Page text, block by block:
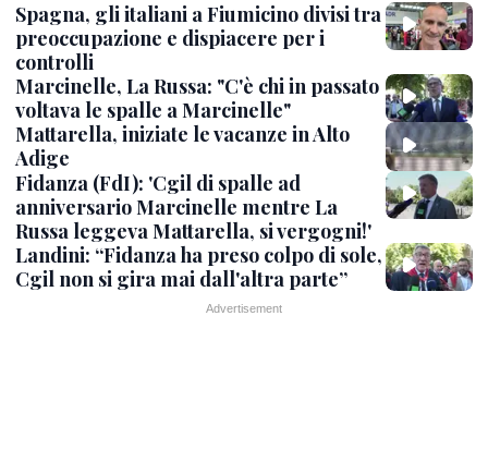
Spagna, gli italiani a Fiumicino divisi tra
preoccupazione e dispiacere per i
controlli
Marcinelle, La Russa: "C'è chi in passato
voltava le spalle a Marcinelle"
Mattarella, iniziate le vacanze in Alto
Adige
Fidanza (FdI): 'Cgil di spalle ad
anniversario Marcinelle mentre La
Russa leggeva Mattarella, si vergogni!'
Landini: “Fidanza ha preso colpo di sole,
Cgil non si gira mai dall'altra parte”